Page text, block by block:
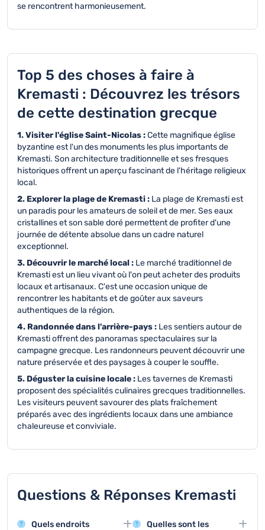
se rencontrent harmonieusement.
Top 5 des choses à faire à
Kremasti : Découvrez les trésors
de cette destination grecque
1. Visiter l'église Saint-Nicolas :Cette magnifique église
byzantine est l'un des monuments les plus importants de
Kremasti. Son architecture traditionnelle et ses fresques
historiques offrent un aperçu fascinant de l'héritage religieux
local.
2. Explorer la plage de Kremasti : La plage de Kremasti est
un paradis pour les amateurs de soleil et de mer. Ses eaux
cristallines et son sable doré permettent de profiter d'une
journée de détente absolue dans un cadre naturel
exceptionnel.
3. Découvrir le marché local : Le marché traditionnel de
Kremasti est un lieu vivant où l'on peut acheter des produits
locaux et artisanaux. C'est une occasion unique de
rencontrer les habitants et de goûter aux saveurs
authentiques de la région.
4. Randonnée dans l'arrière-pays : Les sentiers autour de
Kremasti offrent des panoramas spectaculaires sur la
campagne grecque. Les randonneurs peuvent découvrir une
nature préservée et des paysages à couper le souffle.
5. Déguster la cuisine locale : Les tavernes de Kremasti
proposent des spécialités culinaires grecques traditionnelles.
Les visiteurs peuvent savourer des plats fraîchement
préparés avec des ingrédients locaux dans une ambiance
chaleureuse et conviviale.
Questions & Réponses Kremasti
Quels endroits
Quelles sont les